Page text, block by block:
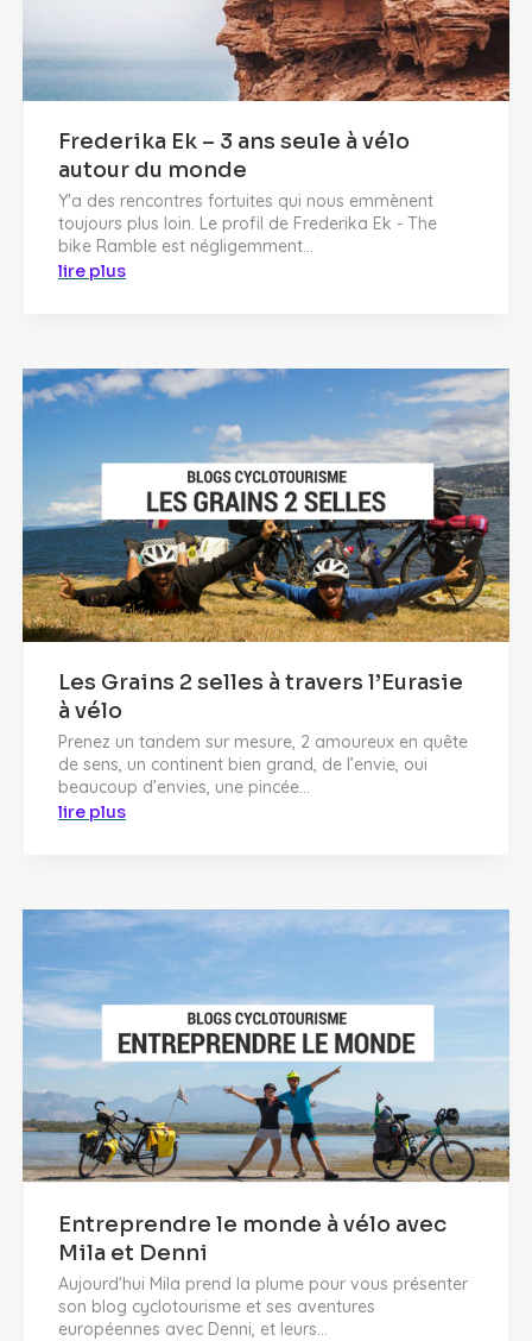
Frederika Ek – 3 ans seule à vélo
autour du monde
Y'a des rencontres fortuites qui nous emmènent
toujours plus loin. Le profil de Frederika Ek - The
bike Ramble est négligemment...
lire plus
Les Grains 2 selles à travers l’Eurasie
à vélo
Prenez un tandem sur mesure, 2 amoureux en quête
de sens, un continent bien grand, de l’envie, oui
beaucoup d’envies, une pincée...
lire plus
Entreprendre le monde à vélo avec
Mila et Denni
Aujourd'hui Mila prend la plume pour vous présenter
son blog cyclotourisme et ses aventures
européennes avec Denni, et leurs...